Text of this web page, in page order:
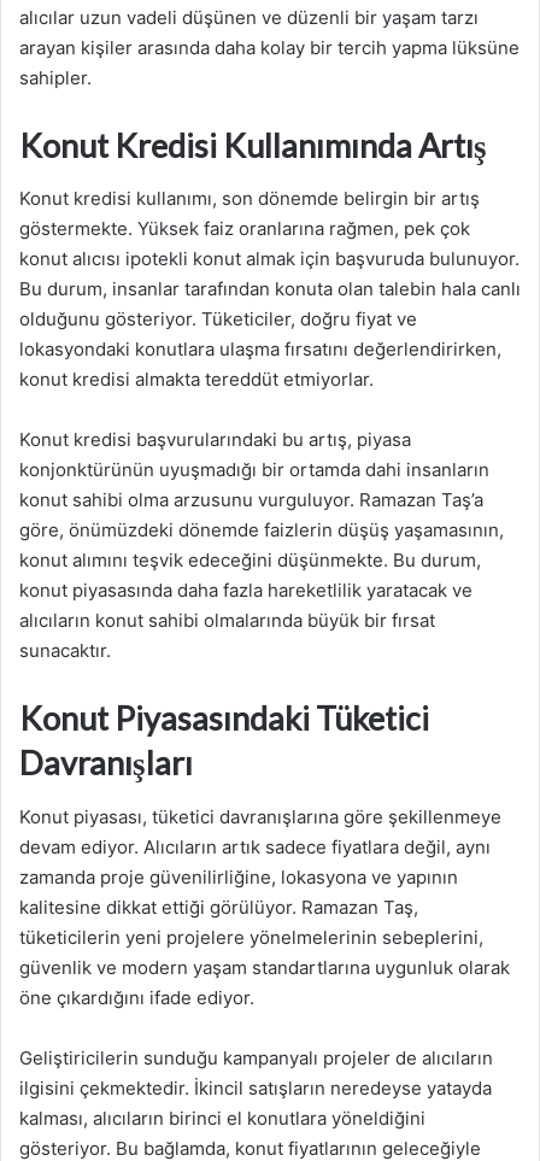
alıcılar uzun vadeli düşünen ve düzenli bir yaşam tarzı
arayan kişiler arasında daha kolay bir tercih yapma lüksüne
sahipler.
Konut Kredisi Kullanımında Artış
Konut kredisi kullanımı, son dönemde belirgin bir artış
göstermekte. Yüksek faiz oranlarına rağmen, pek çok
konut alıcısı ipotekli konut almak için başvuruda bulunuyor.
Bu durum, insanlar tarafından konuta olan talebin hala canlı
olduğunu gösteriyor. Tüketiciler, doğru fiyat ve
lokasyondaki konutlara ulaşma fırsatını değerlendirirken,
konut kredisi almakta tereddüt etmiyorlar.
Konut kredisi başvurularındaki bu artış, piyasa
konjonktürünün uyuşmadığı bir ortamda dahi insanların
konut sahibi olma arzusunu vurguluyor. Ramazan Taş’a
göre, önümüzdeki dönemde faizlerin düşüş yaşamasının,
konut alımını teşvik edeceğini düşünmekte. Bu durum,
konut piyasasında daha fazla hareketlilik yaratacak ve
alıcıların konut sahibi olmalarında büyük bir fırsat
sunacaktır.
Konut Piyasasındaki Tüketici
Davranışları
Konut piyasası, tüketici davranışlarına göre şekillenmeye
devam ediyor. Alıcıların artık sadece fiyatlara değil, aynı
zamanda proje güvenilirliğine, lokasyona ve yapının
kalitesine dikkat ettiği görülüyor. Ramazan Taş,
tüketicilerin yeni projelere yönelmelerinin sebeplerini,
güvenlik ve modern yaşam standartlarına uygunluk olarak
öne çıkardığını ifade ediyor.
Geliştiricilerin sunduğu kampanyalı projeler de alıcıların
ilgisini çekmektedir. İkincil satışların neredeyse yatayda
kalması, alıcıların birinci el konutlara yöneldiğini
gösteriyor. Bu bağlamda, konut fiyatlarının geleceğiyle